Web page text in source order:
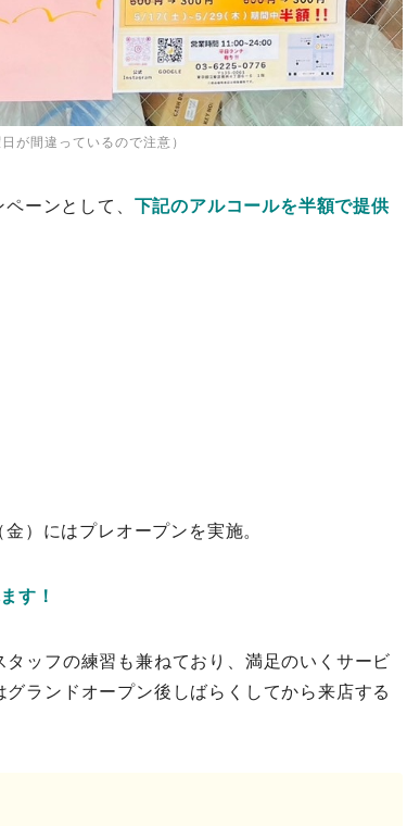
が間違っているので注意）
ーンとして、 下記のアルコールを半額で提供
）にはプレオープンを実施。
す！
ッフの練習も兼ねており、満足のいくサービ
ランドオープン後しばらくしてから来店する